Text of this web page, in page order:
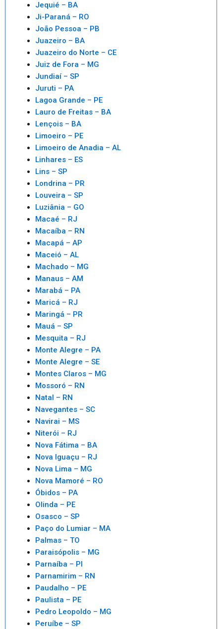
Jequié – BA
Ji-Paraná – RO
João Pessoa – PB
Juazeiro – BA
Juazeiro do Norte – CE
Juiz de Fora – MG
Jundiaí – SP
Juruti – PA
Lagoa Grande – PE
Lauro de Freitas – BA
Lençois – BA
Limoeiro – PE
Limoeiro de Anadia – AL
Linhares – ES
Lins – SP
Londrina – PR
Louveira – SP
Luziânia – GO
Macaé – RJ
Macaíba – RN
Macapá – AP
Maceió – AL
Machado – MG
Manaus – AM
Marabá – PA
Maricá – RJ
Maringá – PR
Mauá – SP
Mesquita – RJ
Monte Alegre – PA
Monte Alegre – SE
Montes Claros – MG
Mossoró – RN
Natal – RN
Navegantes – SC
Navirai – MS
Niterói – RJ
Nova Fátima – BA
Nova Iguaçu – RJ
Nova Lima – MG
Nova Mamoré – RO
Óbidos – PA
Olinda – PE
Osasco – SP
Paço do Lumiar – MA
Palmas – TO
Paraisópolis – MG
Parnaíba – PI
Parnamirim – RN
Paudalho – PE
Paulista – PE
Pedro Leopoldo – MG
Peruíbe – SP